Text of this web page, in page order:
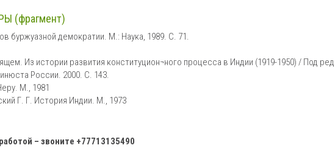
(фрагмент)
буржуазной демократии. М.: Наука, 1989. С. 71.
Из истории развития конституцион¬ного процесса в Индии (1919-1950) / Под
России. 2000. С. 143.
М., 1981
Г. Г. История Индии. М., 1973
– звоните +77713135490